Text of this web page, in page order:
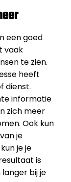
een goed
vaak
te zien.
heeft
dienst.
informatie
zich meer
Ook kun
je
je je
is
bij je